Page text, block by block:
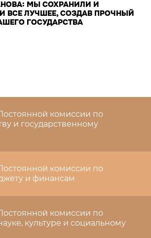
МЫ СОХРАНИЛИ И
ВСЕ ЛУЧШЕЕ, СОЗДАВ ПРОЧНЫЙ
ГОСУДАРСТВА
комиссии по
и государственному
комиссии по
и финансам
комиссии по
культуре и социальному